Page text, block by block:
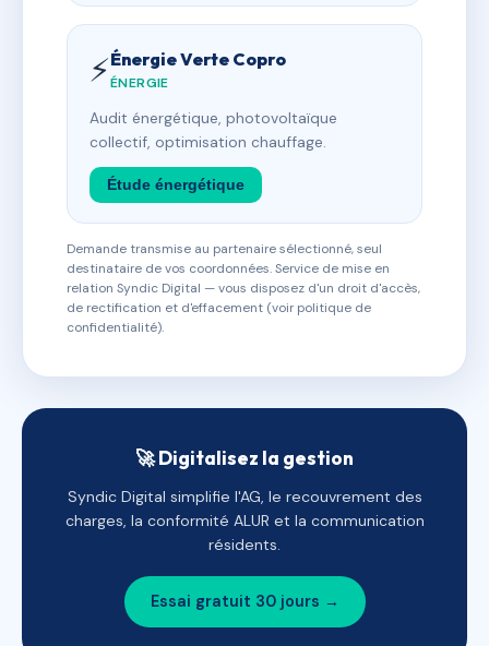
⚡Énergie Verte Copro
ÉNERGIE
Audit énergétique, photovoltaïque
collectif, optimisation chauffage.
Étude énergétique
Demande transmise au partenaire sélectionné, seul
destinataire de vos coordonnées. Service de mise en
relation Syndic Digital — vous disposez d'un droit d'accès,
de rectification et d'effacement (voir politique de
confidentialité).
🚀 Digitalisez la gestion
Syndic Digital simplifie l'AG, le recouvrement des
charges, la conformité ALUR et la communication
résidents.
Essai gratuit 30 jours →